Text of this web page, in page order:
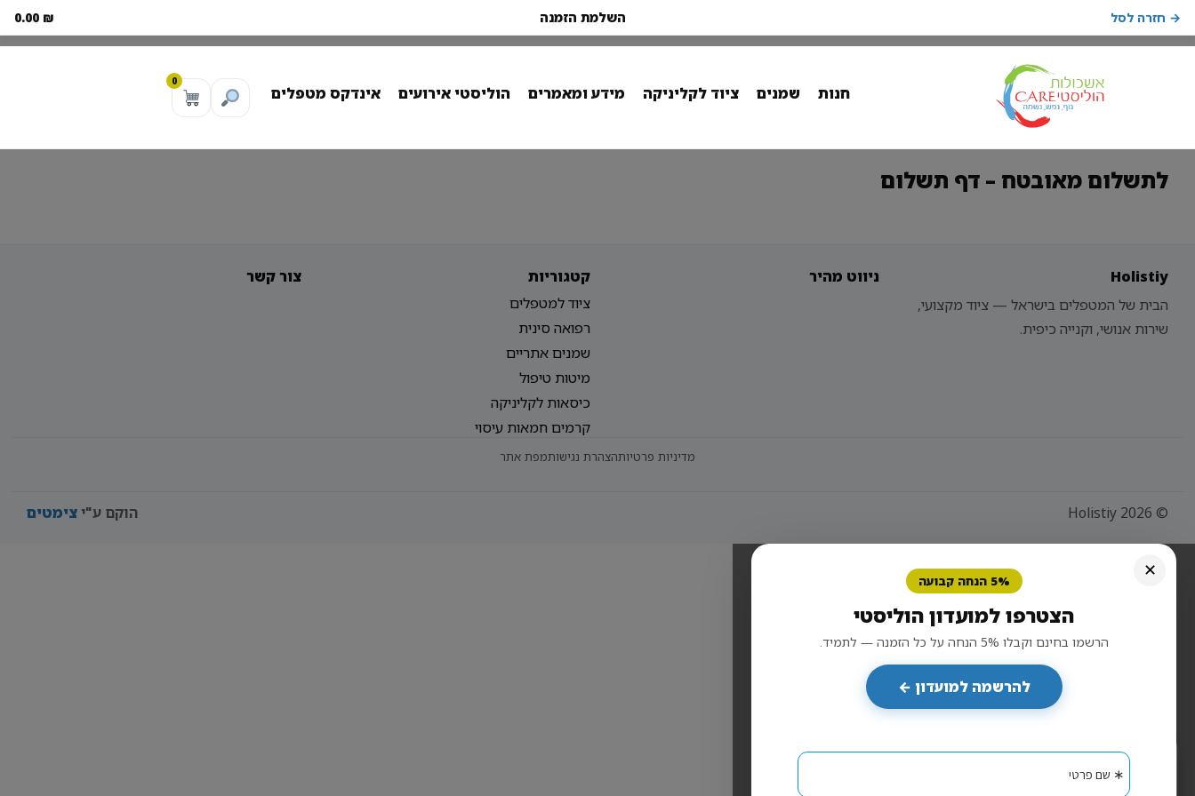
חנות שמנים ציוד לקליניקה מידע ומאמרים הוליסטי אירועים אינדקס מטפלים
0
לתשלום מאובטח – דף תשלום
Holistiy
הבית של המטפלים בישראל — ציוד מקצועי,
שירות אנושי, וקנייה כיפית.
ניווט מהיר
קטגוריות
ציוד למטפלים
רפואה סינית
שמנים אתריים
מיטות טיפול
כיסאות לקליניקה
קרמים חמאות עיסוי
צור קשר
מדיניות פרטיותהצהרת נגישותמפת אתר
© 2026 Holistiy הוקם ע"י צימטים
✕
5% הנחה קבועה
הצטרפו למועדון הוליסטי
הרשמו בחינם וקבלו 5% הנחה על כל הזמנה — לתמיד.
להרשמה למועדון ←
הוליסטי קר - חנות למטפלים
→ חזרה לסל השלמת הזמנה 0.00 ₪